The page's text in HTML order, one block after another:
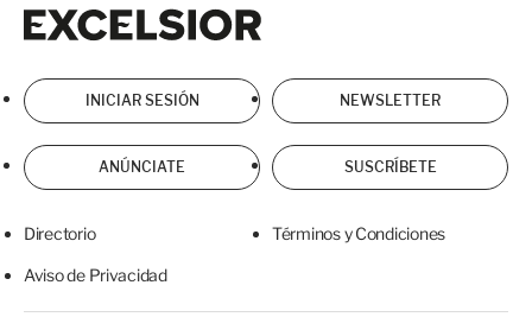
INICIAR SESIÓN NEWSLETTER
ANÚNCIATE SUSCRÍBETE
Directorio Términos y Condiciones
Aviso de Privacidad